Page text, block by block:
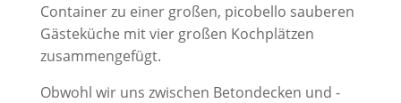
Container zu einer großen, picobello sauberen
Gästeküche mit vier großen Kochplätzen
zusammengefügt.
Obwohl wir uns zwischen Betondecken und -